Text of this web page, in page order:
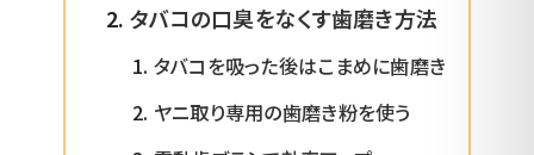
タバコの口臭をなくす歯磨き方法
タバコを吸った後はこまめに歯磨き
ヤニ取り専用の歯磨き粉を使う